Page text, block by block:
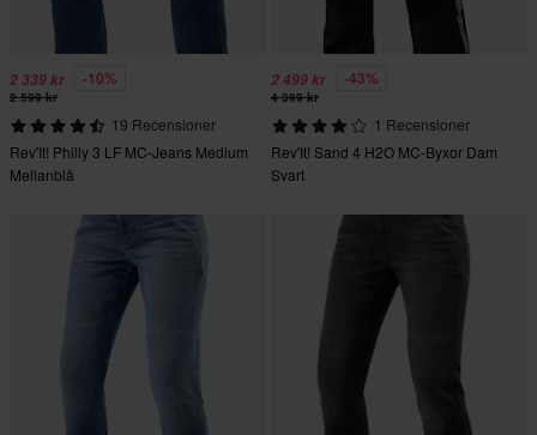
2 339 kr -10%
2 599 kr
19 Recensioner
Rev'It! Philly 3 LF MC-Jeans Medium
Mellanblå
2 499 kr -43%
4 399 kr
1 Recensioner
Rev'It! Sand 4 H2O MC-Byxor Dam
Svart